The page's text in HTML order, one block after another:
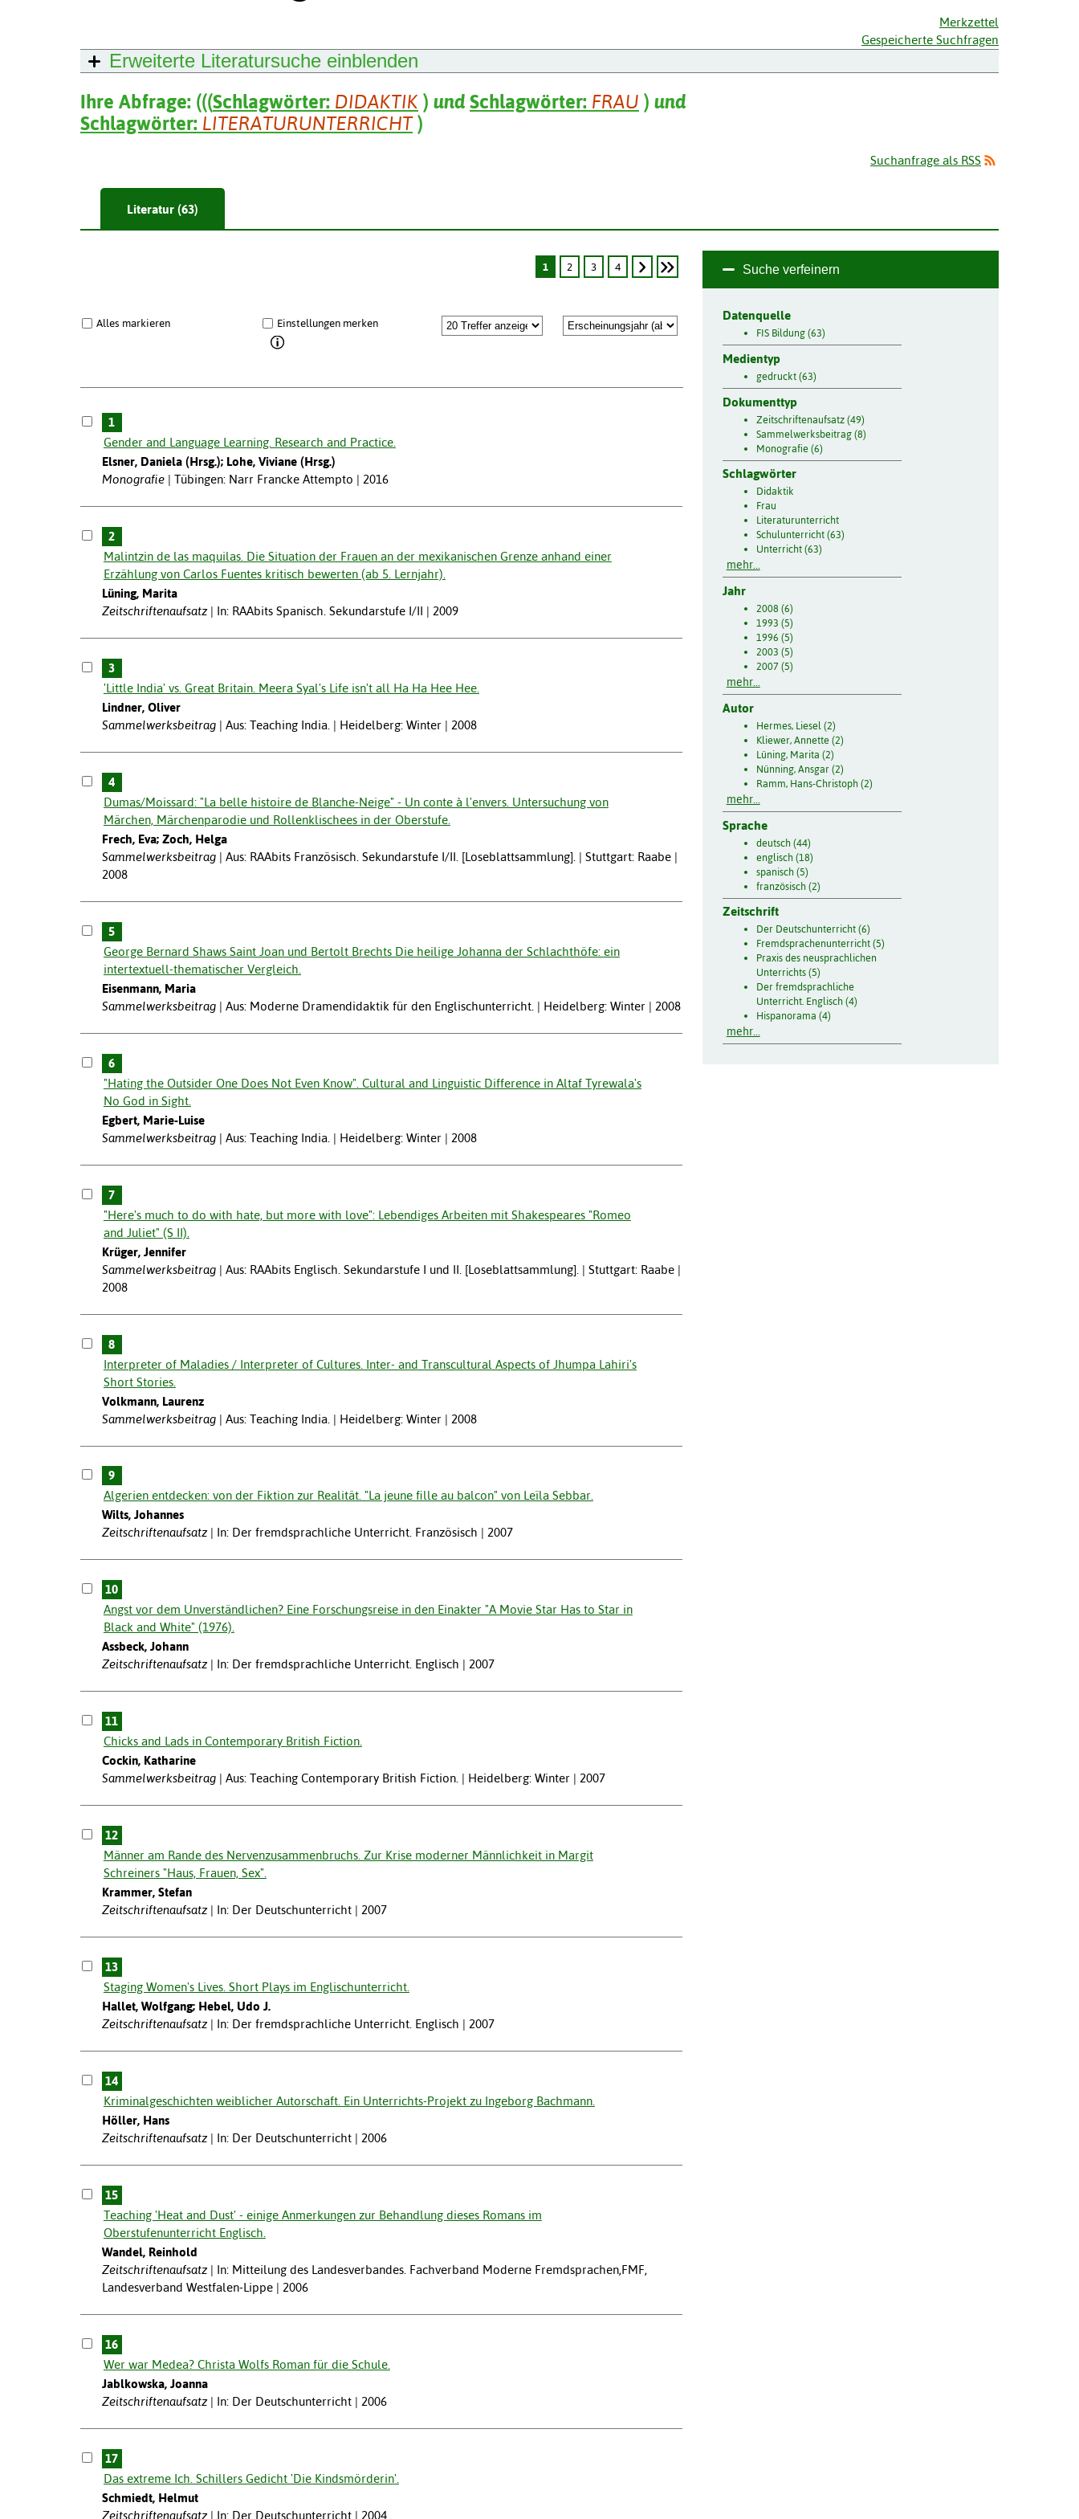
Merkzettel
Gespeicherte Suchfragen
Erweiterte Literatursuche einblenden
Ihre Abfrage: (((Schlagwörter: DIDAKTIK ) und Schlagwörter: FRAU ) und
Schlagwörter: LITERATURUNTERRICHT )
Suchanfrage als RSS
Literatur (63)
1 2 3 4
Alles markieren Einstellungen merken
1
Gender and Language Learning. Research and Practice.
Elsner, Daniela (Hrsg.); Lohe, Viviane (Hrsg.)
Monografie
Tübingen: Narr Francke Attempto | 2016
2
Malintzin de las maquilas. Die Situation der Frauen an der mexikanischen Grenze anhand einer
Erzählung von Carlos Fuentes kritisch bewerten (ab 5. Lernjahr).
Lüning, Marita
Zeitschriftenaufsatz
In: RAAbits Spanisch. Sekundarstufe I/II | 2009
3
'Little India' vs. Great Britain. Meera Syal's Life isn't all Ha Ha Hee Hee.
Lindner, Oliver
Sammelwerksbeitrag
Aus: Teaching India. | Heidelberg: Winter | 2008
4
Dumas/Moissard: "La belle histoire de Blanche-Neige" - Un conte à l'envers. Untersuchung von
Märchen, Märchenparodie und Rollenklischees in der Oberstufe.
Frech, Eva; Zoch, Helga
Sammelwerksbeitrag
Aus: RAAbits Französisch. Sekundarstufe I/II. [Loseblattsammlung]. | Stuttgart: Raabe |
2008
5
George Bernard Shaws Saint Joan und Bertolt Brechts Die heilige Johanna der Schlachthöfe: ein
intertextuell-thematischer Vergleich.
Eisenmann, Maria
Sammelwerksbeitrag
Aus: Moderne Dramendidaktik für den Englischunterricht. | Heidelberg: Winter | 2008
6
"Hating the Outsider One Does Not Even Know". Cultural and Linguistic Difference in Altaf Tyrewala's
No God in Sight.
Egbert, Marie-Luise
Sammelwerksbeitrag
Aus: Teaching India. | Heidelberg: Winter | 2008
7
"Here's much to do with hate, but more with love": Lebendiges Arbeiten mit Shakespeares "Romeo
and Juliet" (S II).
Krüger, Jennifer
Sammelwerksbeitrag
Aus: RAAbits Englisch. Sekundarstufe I und II. [Loseblattsammlung]. | Stuttgart: Raabe |
2008
8
Interpreter of Maladies / Interpreter of Cultures. Inter- and Transcultural Aspects of Jhumpa Lahiri's
Short Stories.
Volkmann, Laurenz
Sammelwerksbeitrag
Aus: Teaching India. | Heidelberg: Winter | 2008
9
Algerien entdecken: von der Fiktion zur Realität. "La jeune fille au balcon" von Leïla Sebbar.
Wilts, Johannes
Zeitschriftenaufsatz
In: Der fremdsprachliche Unterricht. Französisch | 2007
10
Angst vor dem Unverständlichen? Eine Forschungsreise in den Einakter "A Movie Star Has to Star in
Black and White" (1976).
Assbeck, Johann
Zeitschriftenaufsatz
In: Der fremdsprachliche Unterricht. Englisch | 2007
11
Chicks and Lads in Contemporary British Fiction.
Cockin, Katharine
Sammelwerksbeitrag
Aus: Teaching Contemporary British Fiction. | Heidelberg: Winter | 2007
12
Männer am Rande des Nervenzusammenbruchs. Zur Krise moderner Männlichkeit in Margit
Schreiners "Haus, Frauen, Sex".
Krammer, Stefan
Zeitschriftenaufsatz
In: Der Deutschunterricht | 2007
13
Staging Women's Lives. Short Plays im Englischunterricht.
Hallet, Wolfgang; Hebel, Udo J.
Zeitschriftenaufsatz
In: Der fremdsprachliche Unterricht. Englisch | 2007
14
Kriminalgeschichten weiblicher Autorschaft. Ein Unterrichts-Projekt zu Ingeborg Bachmann.
Höller, Hans
Zeitschriftenaufsatz
In: Der Deutschunterricht | 2006
15
Teaching 'Heat and Dust' - einige Anmerkungen zur Behandlung dieses Romans im
Oberstufenunterricht Englisch.
Wandel, Reinhold
Zeitschriftenaufsatz
In: Mitteilung des Landesverbandes. Fachverband Moderne Fremdsprachen,FMF,
Landesverband Westfalen-Lippe | 2006
16
Wer war Medea? Christa Wolfs Roman für die Schule.
Jablkowska, Joanna
Zeitschriftenaufsatz
In: Der Deutschunterricht | 2006
17
Das extreme Ich. Schillers Gedicht 'Die Kindsmörderin'.
Schmiedt, Helmut
Zeitschriftenaufsatz
In: Der Deutschunterricht | 2004
Suche verfeinern
Datenquelle
FIS Bildung (63)
Medientyp
gedruckt (63)
Dokumenttyp
Zeitschriftenaufsatz (49)
Sammelwerksbeitrag (8)
Monografie (6)
Schlagwörter
Didaktik
Frau
Literaturunterricht
Schulunterricht (63)
Unterricht (63)
mehr...
Jahr
2008 (6)
1993 (5)
1996 (5)
2003 (5)
2007 (5)
mehr...
Autor
Hermes, Liesel (2)
Kliewer, Annette (2)
Lüning, Marita (2)
Nünning, Ansgar (2)
Ramm, Hans-Christoph (2)
mehr...
Sprache
deutsch (44)
englisch (18)
spanisch (5)
französisch (2)
Zeitschrift
Der Deutschunterricht (6)
Fremdsprachenunterricht (5)
Praxis des neusprachlichen
Unterrichts (5)
Der fremdsprachliche
Unterricht. Englisch (4)
Hispanorama (4)
mehr...